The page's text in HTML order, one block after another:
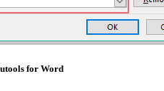
for Word